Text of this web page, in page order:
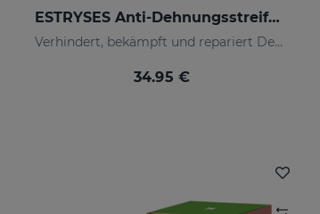
ESTRYSES Anti-Dehnungsstreifen-Creme
Verhindert, bekämpft und repariert Dehnungsstreifen, die durch Schwangerschaft, Stillzeit, Fettleibigkeit, Ernährung, Wachstumsperioden (Pubertät), Sport usw. verursacht werden.
34.95 €